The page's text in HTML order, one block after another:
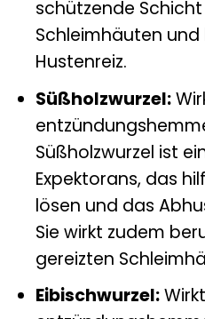
schützende
Schleimhäuten
Hustenreiz.
Süßholzwurzel:
Süßholzwurzel ist
Expektorans, das
lösen und das
Sie wirkt zudem
gereizten
Eibischwurzel: